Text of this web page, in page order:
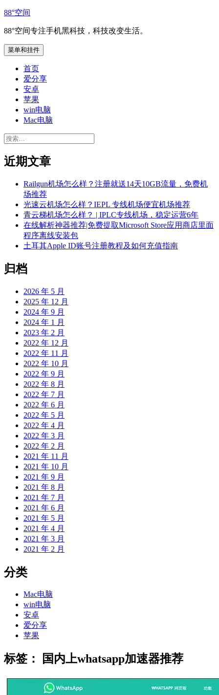
跳
内
容
88°空间
88°空间专注手机黑科技，科技改变生活。
菜单和挂件
首页
爱分享
安卓
苹果
win电脑
Mac电脑
搜
近期文章
Railgun机场怎么样？注册就送14天10GB流量，免费机
场推荐
光速云机场怎么样？IEPL 专线机场便宜机场推荐
青云梯机场怎么样？ | IPLC专线机场，稳定运营6年
在线解析神器推荐|免费提取Microsoft Store应用商店里面
程序离线安装包
土耳其Apple ID账号注册教程及如何充值指南
归档
2026 年 5 月
2025 年 12 月
2024 年 9 月
2024 年 1 月
2023 年 2 月
2022 年 12 月
2022 年 11 月
2022 年 10 月
2022 年 9 月
2022 年 8 月
2022 年 7 月
2022 年 6 月
2022 年 5 月
2022 年 4 月
2022 年 3 月
2022 年 2 月
2021 年 11 月
2021 年 10 月
2021 年 9 月
2021 年 8 月
2021 年 7 月
2021 年 6 月
2021 年 5 月
2021 年 4 月
2021 年 3 月
2021 年 2 月
分类
Mac电脑
win电脑
安卓
爱分享
苹果
标签： 国内上whatsapp加速器推荐